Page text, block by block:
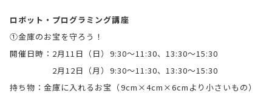
ロボット・プログラミング講座
①金庫のお宝を守ろう！
開催日時：2月11日（日）9:30～11:30、13:30～15:30
2月12日（月）9:30～11:30、13:30～15:30
持ち物：金庫に入れるお宝（9cm×4cm×6cmより小さいもの）